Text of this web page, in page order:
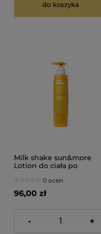
do koszyka
Milk shake sun&more
Lotion do ciała po
0 ocen
96,00 zł
- +